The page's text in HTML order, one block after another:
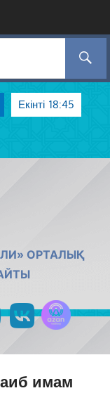
Екінті 18:45
ОРТАЛЫҚ
youtubevk
имам